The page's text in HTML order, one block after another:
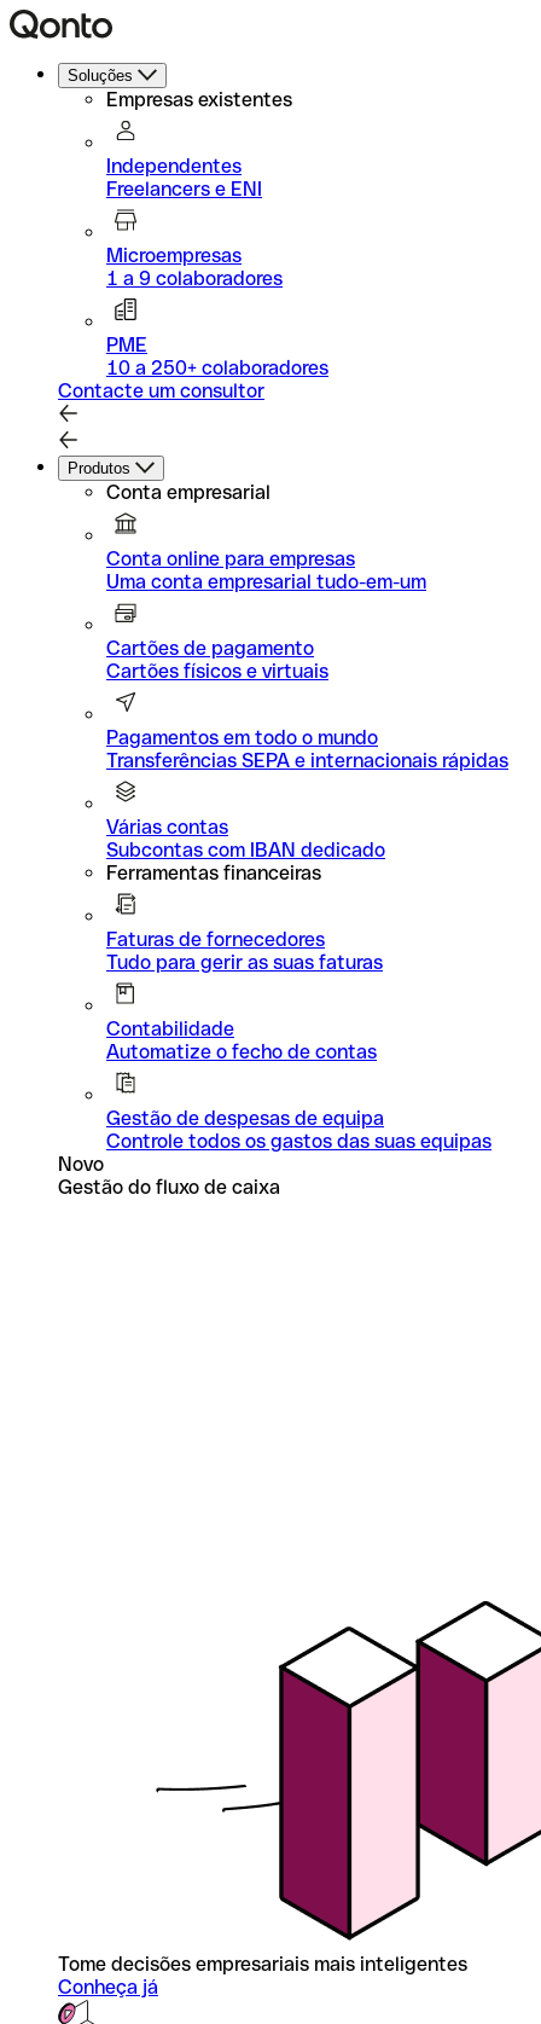
Soluções
Empresas existentes
Independentes
Freelancers e ENI
Microempresas
1 a 9 colaboradores
PME
10 a 250+ colaboradores
Contacte um consultor
Produtos
Conta empresarial
Conta online para empresas
Uma conta empresarial tudo-em-um
Cartões de pagamento
Cartões físicos e virtuais
Pagamentos em todo o mundo
Transferências SEPA e internacionais rápidas
Várias contas
Subcontas com IBAN dedicado
Ferramentas financeiras
Faturas de fornecedores
Tudo para gerir as suas faturas
Contabilidade
Automatize o fecho de contas
Gestão de despesas de equipa
Controle todos os gastos das suas equipas
Novo
Gestão do fluxo de caixa
Tome decisões empresariais mais inteligentes
Conheça já